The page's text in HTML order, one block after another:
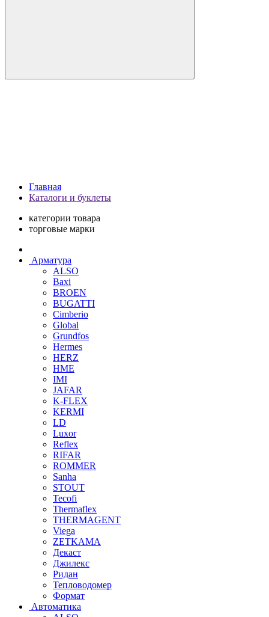
Главная
Каталоги и буклеты
категории товара
торговые марки
Арматура
ALSO
Baxi
BROEN
BUGATTI
Cimberio
Global
Grundfos
Hermes
HERZ
HME
IMI
JAFAR
K-FLEX
KERMI
LD
Luxor
Reflex
RIFAR
ROMMER
Sanha
STOUT
Tecofi
Thermaflex
THERMAGENT
Viega
ZETKAMA
Декаст
Джилекс
Ридан
Тепловодомер
Формат
Автоматика